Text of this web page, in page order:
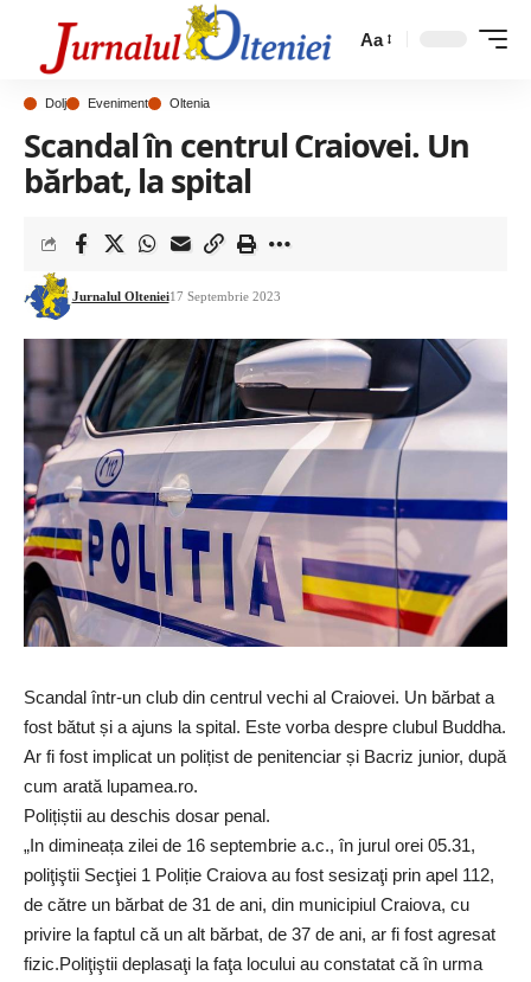
Aa
Dolj Eveniment Oltenia
Scandal în centrul Craiovei. Un
bărbat, la spital
Jurnalul Olteniei17 Septembrie 2023
Scandal într-un club din centrul vechi al Craiovei. Un bărbat a
fost bătut și a ajuns la spital. Este vorba despre clubul Buddha.
Ar fi fost implicat un polițist de penitenciar și Bacriz junior, după
cum arată lupamea.ro.
Polițiștii au deschis dosar penal.
„In dimineața zilei de 16 septembrie a.c., în jurul orei 05.31,
poliţiştii Secţiei 1 Poliție Craiova au fost sesizaţi prin apel 112,
de către un bărbat de 31 de ani, din municipiul Craiova, cu
privire la faptul că un alt bărbat, de 37 de ani, ar fi fost agresat
fizic.Poliţiştii deplasaţi la faţa locului au constatat că în urma